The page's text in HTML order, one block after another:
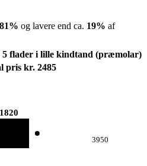
81% og lavere end ca. 19% af
5 flader i lille kindtand (præmolar)
pris kr. 2485
1820
3950